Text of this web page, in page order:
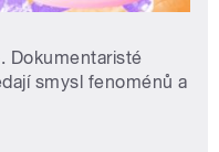
Dokumentaristé
smysl fenoménů a